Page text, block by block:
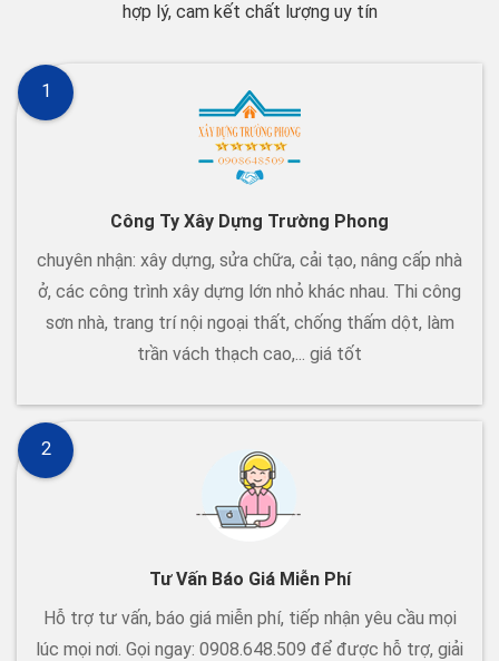
hợp lý, cam kết chất lượng uy tín
Công Ty Xây Dựng Trường Phong
chuyên nhận: xây dựng, sửa chữa, cải tạo, nâng cấp nhà
ở, các công trình xây dựng lớn nhỏ khác nhau. Thi công
sơn nhà, trang trí nội ngoại thất, chống thấm dột, làm
trần vách thạch cao,... giá tốt
1
Tư Vấn Báo Giá Miễn Phí
Hỗ trợ tư vấn, báo giá miễn phí, tiếp nhận yêu cầu mọi
lúc mọi nơi. Gọi ngay: 0908.648.509 để được hỗ trợ, giải
2